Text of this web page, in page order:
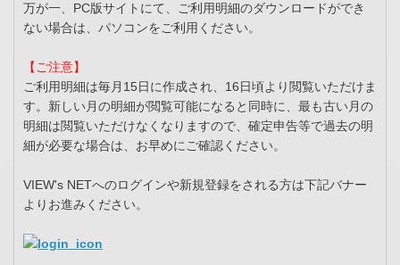
万が一、PC版サイトにて、ご利用明細のダウンロードができ
ない場合は、パソコンをご利用ください。
【ご注意】
ご利用明細は毎月15日に作成され、16日頃より閲覧いただけま
す。新しい月の明細が閲覧可能になると同時に、最も古い月の
明細は閲覧いただけなくなりますので、確定申告等で過去の明
細が必要な場合は、お早めにご確認ください。
VIEW's NETへのログインや新規登録をされる方は下記バナー
よりお進みください。